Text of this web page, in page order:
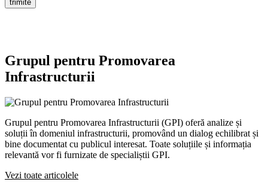
Grupul pentru Promovarea
Infrastructurii
Grupul pentru Promovarea Infrastructurii (GPI) oferă analize și
soluții în domeniul infrastructurii, promovând un dialog echilibrat și
bine documentat cu publicul interesat. Toate soluțiile și informația
relevantă vor fi furnizate de specialiștii GPI.
Vezi toate articolele